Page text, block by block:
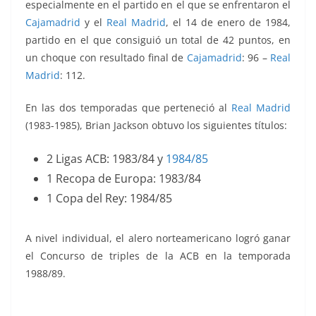
especialmente en el partido en el que se enfrentaron el
Cajamadrid y el Real Madrid, el 14 de enero de 1984,
partido en el que consiguió un total de 42 puntos, en
un choque con resultado final de Cajamadrid: 96 – Real
Madrid: 112.
En las dos temporadas que perteneció al Real Madrid
(1983-1985), Brian Jackson obtuvo los siguientes títulos:
2 Ligas ACB: 1983/84 y 1984/85
1 Recopa de Europa: 1983/84
1 Copa del Rey: 1984/85
A nivel individual, el alero norteamericano logró ganar
el Concurso de triples de la ACB en la temporada
1988/89.